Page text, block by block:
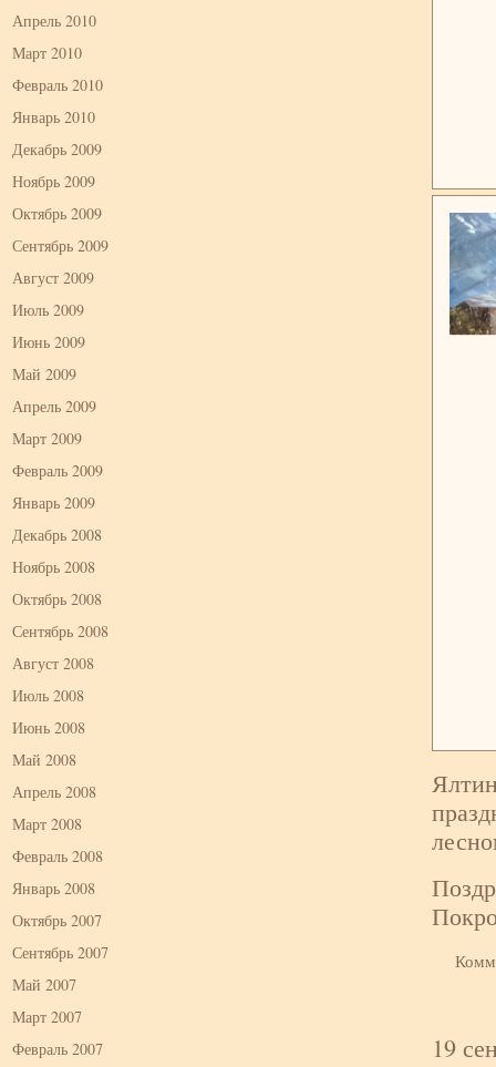
Апрель 2010
Март 2010
Февраль 2010
Январь 2010
Декабрь 2009
Ноябрь 2009
Октябрь 2009
Сентябрь 2009
Август 2009
Июль 2009
Июнь 2009
Май 2009
Апрель 2009
Март 2009
Февраль 2009
Январь 2009
Декабрь 2008
Ноябрь 2008
Октябрь 2008
Сентябрь 2008
Август 2008
Июль 2008
Июнь 2008
Май 2008
Апрель 2008
Март 2008
Февраль 2008
Январь 2008
Октябрь 2007
Сентябрь 2007
Май 2007
Март 2007
Февраль 2007
19